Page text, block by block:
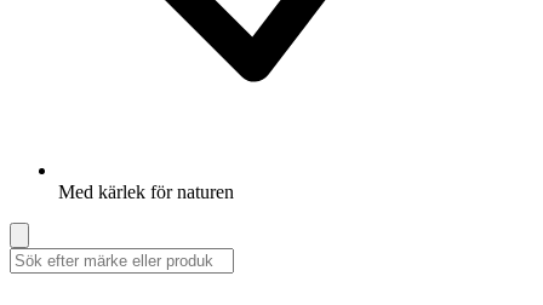
Med kärlek för naturen